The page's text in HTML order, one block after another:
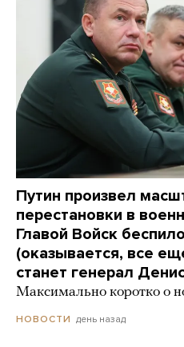
Путин произвел
перестановки в
Главой Войск
(оказывается, все
станет генерал
Максимально коротко о
НОВОСТИ день назад